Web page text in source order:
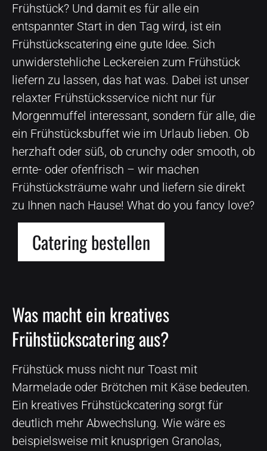
Frühstück? Und damit es für alle ein
entspannter Start in den Tag wird, ist ein
Frühstückscatering eine gute Idee. Sich
unwiderstehliche Leckereien zum Frühstück
liefern zu lassen, das hat was. Dabei ist unser
relaxter Frühstücksservice nicht nur für
Morgenmuffel interessant, sondern für alle, die
ein Frühstücksbuffet wie im Urlaub lieben. Ob
herzhaft oder süß, ob crunchy oder smooth, ob
ernte- oder ofenfrisch – wir machen
Frühstücksträume wahr und liefern sie direkt
zu Ihnen nach Hause! What do you fancy love?
Catering bestellen
Was macht ein kreatives
Frühstückscatering aus?
Frühstück muss nicht nur Toast mit
Marmelade oder Brötchen mit Käse bedeuten.
Ein kreatives Frühstückcatering sorgt für
deutlich mehr Abwechslung. Wie wäre es
beispielsweise mit knusprigen Granolas,